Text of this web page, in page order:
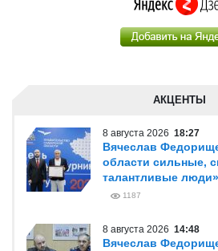
АКЦЕНТЫ
8 августа 2026 18:27
Вячеслав
области сильные,
талантливые люди»
1187
8 августа 2026 14:48
Вячеслав